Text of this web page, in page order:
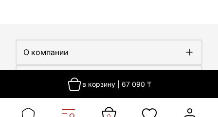
в корзину 67 090 ₸
О компании
О компании
Новости
Контакты
Покупателям